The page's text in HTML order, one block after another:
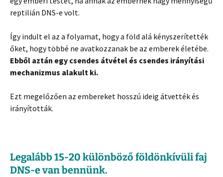
reptilián DNS-e volt.
Így indult el az a folyamat, hogy a föld alá kényszerítették
őket, hogy többé ne avatkozzanak be az emberek életébe.
Ebből aztán egy csendes átvétel és csendes irányítási
mechanizmus alakult ki.
Ezt megelőzően az embereket hosszú ideig átvették és
irányították.
Legalább 15-20 különböző földönkívüli faj
DNS-e van bennünk.